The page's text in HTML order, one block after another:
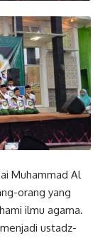
Muhammad Al
orang yang
ilmu agama.
ustadz-